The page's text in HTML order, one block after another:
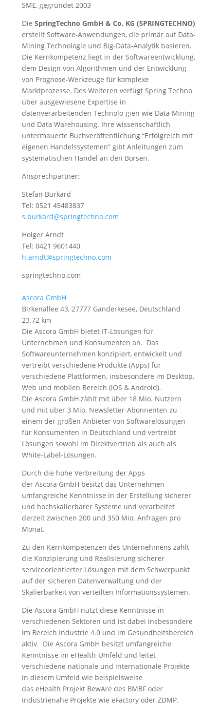
SME, gegründet 2003
Die SpringTechno GmbH & Co. KG (SPRINGTECHNO)
erstellt Software-Anwendungen, die primär auf Data-
Mining Technologie und Big-Data-Analytik basieren.
Die Kernkompetenz liegt in der Softwareentwicklung,
dem Design von Algorithmen und der Entwicklung
von Prognose-Werkzeuge für komplexe
Marktprozesse. Des Weiteren verfügt Spring Techno
über ausgewiesene Expertise in
datenverarbeitenden Technolo-gien wie Data Mining
und Data Warehousing. Ihre wissenschaftlich
untermauerte Buchveröffentlichung “Erfolgreich mit
eigenen Handelssystemen” gibt Anleitungen zum
systematischen Handel an den Börsen.
Ansprechpartner:
Stefan Burkard
Tel: 0521 45483837
s.burkard@springtechno.com
Holger Arndt
Tel: 0421 9601440
h.arndt@springtechno.com
springtechno.com
Ascora GmbH
Birkenallee 43, 27777 Ganderkesee, Deutschland
23.72 km
Die Ascora GmbH bietet IT-Lösungen für
Unternehmen und Konsumenten an. Das
Softwareunternehmen konzipiert, entwickelt und
vertreibt verschiedene Produkte (Apps) für
verschiedene Plattformen, insbesondere im Desktop,
Web und mobilen Bereich (iOS & Android).
Die Ascora GmbH zählt mit über 18 Mio. Nutzern
und mit über 3 Mio. Newsletter-Abonnenten zu
einem der großen Anbieter von Softwarelösungen
für Konsumenten in Deutschland und vertreibt
Lösungen sowohl im Direktvertrieb als auch als
White-Label-Lösungen.
Durch die hohe Verbreitung der Apps
der Ascora GmbH besitzt das Unternehmen
umfangreiche Kenntnisse in der Erstellung sicherer
und hochskalierbarer Systeme und verarbeitet
derzeit zwischen 200 und 350 Mio. Anfragen pro
Monat.
Zu den Kernkompetenzen des Unternehmens zählt
die Konzipierung und Realisierung sicherer
serviceorientierter Lösungen mit dem Schwerpunkt
auf der sicheren Datenverwaltung und der
Skalierbarkeit von verteilten Informationssystemen.
Die Ascora GmbH nutzt diese Kenntnisse in
verschiedenen Sektoren und ist dabei insbesondere
im Bereich Industrie 4.0 und im Gesundheitsbereich
aktiv. Die Ascora GmbH besitzt umfangreiche
Kenntnisse im eHealth-Umfeld und leitet
verschiedene nationale und internationale Projekte
in diesem Umfeld wie beispielsweise
das eHealth Projekt BewAre des BMBF oder
industrienahe Projekte wie eFactory oder ZDMP.